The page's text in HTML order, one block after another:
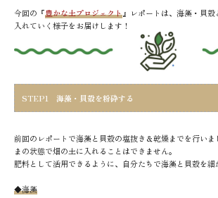
今回の『豊かな土プロジェクト』レポートは、海藻・貝
入れていく様子をお届けします！
STEP1 海藻・貝殻を粉砕する
前回のレポートで海藻と貝殻の塩抜き＆乾燥までを行いま
まの状態で畑の土に入れることはできません。
肥料として活用できるように、自分たちで海藻と貝殻を細
◆海藻